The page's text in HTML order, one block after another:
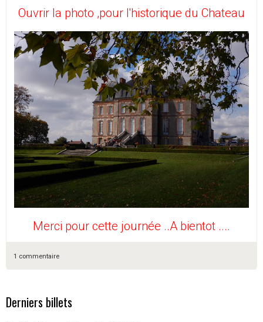
Ouvrir la photo ,pour l'historique du Chateau
Merci pour cette journée ..A bientot ....
1 commentaire
Derniers billets